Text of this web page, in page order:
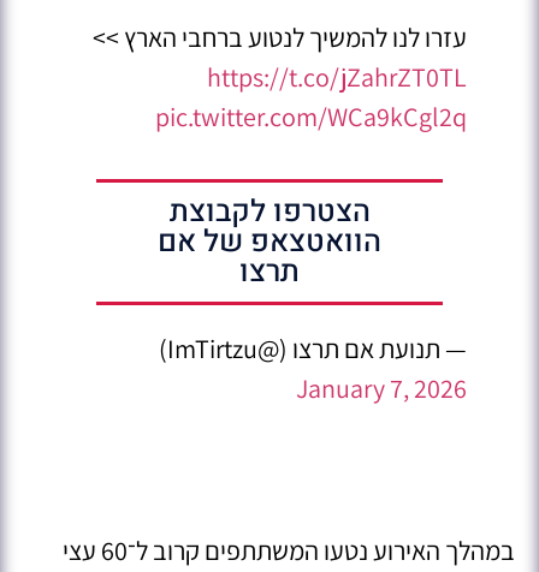
עזרו לנו להמשיך לנטוע ברחבי הארץ >>
https://t.co/jZahrZT0TL
pic.twitter.com/WCa9kCgl2q
הצטרפו לקבוצת
הוואטצאפ של אם
תרצו
— תנועת אם תרצו (@ImTirtzu)
January 7, 2026
במהלך האירוע נטעו המשתתפים קרוב ל־60 עצי